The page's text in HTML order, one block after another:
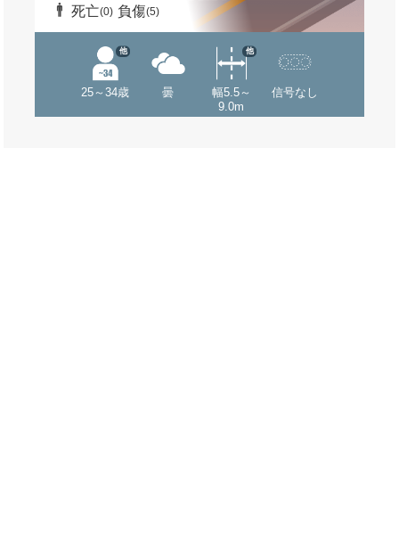
死亡(0) 負傷(5)
25～34歳
他
曇
幅5.5～
9.0m
他
信号なし